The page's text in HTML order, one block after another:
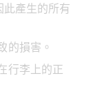
產生的所有
的損害。
行李上的正